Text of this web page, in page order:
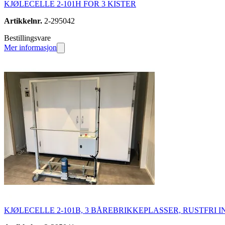
KJØLECELLE 2-101H FOR 3 KISTER
Artikkelnr. 2-295042
Bestillingsvare
Mer informasjon
KJØLECELLE 2-101B, 3 BÅREBRIKKEPLASSER, RUSTFRI